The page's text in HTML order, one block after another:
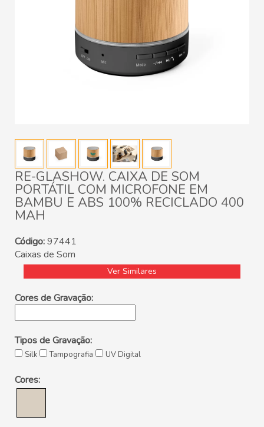
RE-GLASHOW. CAIXA DE SOM
PORTÁTIL COM MICROFONE EM
BAMBU E ABS 100% RECICLADO 400
MAH
Código:97441
Caixas de Som
Ver Similares
Cores de Gravação:
Tipos de Gravação:
Silk Tampografia UV Digital
Cores: